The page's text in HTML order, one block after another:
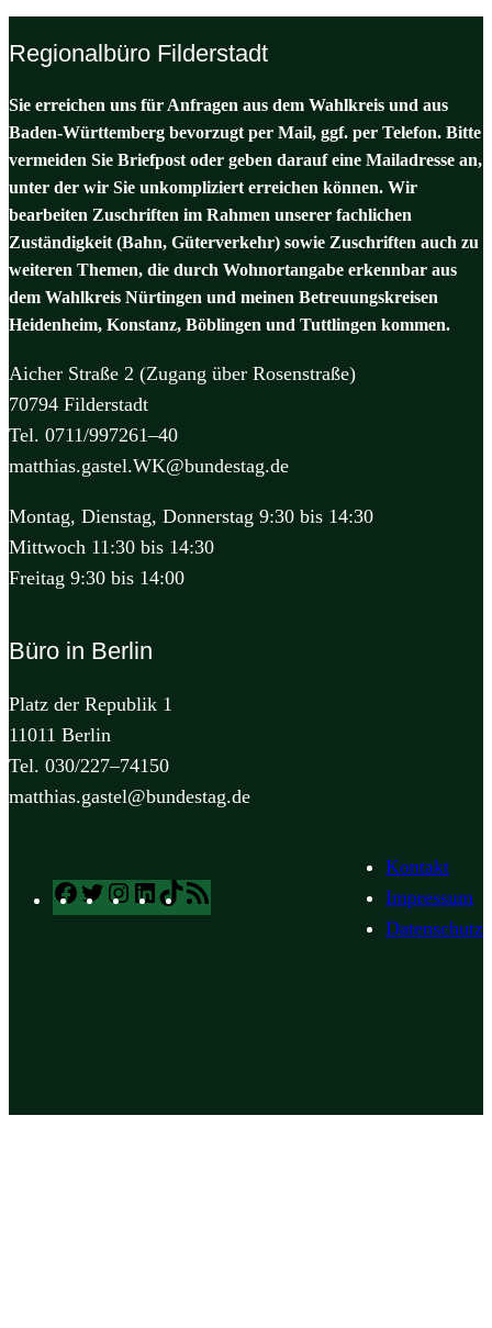
Regionalbüro Filderstadt
Sie erreichen uns für Anfragen aus dem Wahlkreis und aus
Baden-Württemberg bevorzugt per Mail, ggf. per Telefon. Bitte
vermeiden Sie Briefpost oder geben darauf eine Mailadresse an,
unter der wir Sie unkompliziert erreichen können. Wir
bearbeiten Zuschriften im Rahmen unserer fachlichen
Zuständigkeit (Bahn, Güterverkehr) sowie Zuschriften auch zu
weiteren Themen, die durch Wohnortangabe erkennbar aus
dem Wahlkreis Nürtingen und meinen Betreuungskreisen
Heidenheim, Konstanz, Böblingen und Tuttlingen kommen.
Aicher Straße 2 (Zugang über Rosenstraße)
70794 Filderstadt
Tel. 0711/997261–40
matthias.gastel.WK@bundestag.de
Montag, Dienstag, Donnerstag 9:30 bis 14:30
Mittwoch 11:30 bis 14:30
Freitag 9:30 bis 14:00
Büro in Berlin
Platz der Republik 1
11011 Berlin
Tel. 030/227–74150
matthias.gastel@bundestag.de
Facebook
TwitterInstagram
LinkedIn
TikTok
Kontakt
Impressum
Datenschutz